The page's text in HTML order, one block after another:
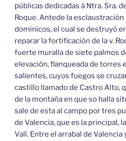
públicas dedicadas á Ntra. Sra.
Roque. Antede la
dominicos, el cual se destruyó
reparar la fortificación de la v.
fuerte muralla de siete palmos
elevación, flanqueada de torres
salientes, cuyos fuegos se
castillo llamado de Castro Alto,
de la montaña en que so halla
sale de esta al campo por tres
de Valencia, que es la principal,
Valí. Entre el arrabal de Valencia